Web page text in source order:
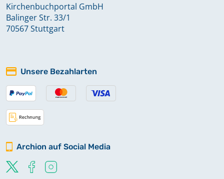
Kirchenbuchportal GmbH
Balinger Str. 33/1
70567 Stuttgart
Unsere Bezahlarten
Archion auf Social Media